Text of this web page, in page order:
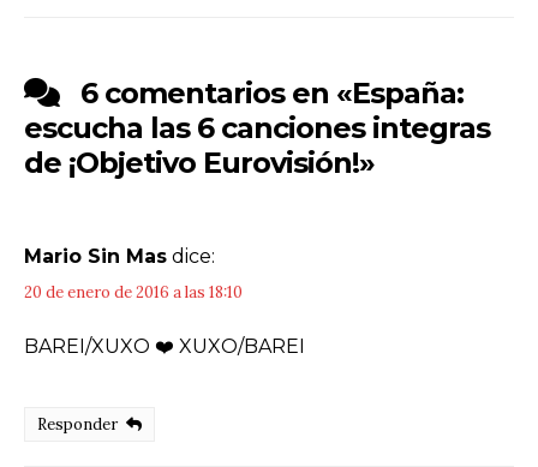
6 comentarios en «España:
escucha las 6 canciones integras
de ¡Objetivo Eurovisión!»
Mario Sin Mas dice:
20 de enero de 2016 a las 18:10
BAREI/XUXO ❤️ XUXO/BAREI
Responder